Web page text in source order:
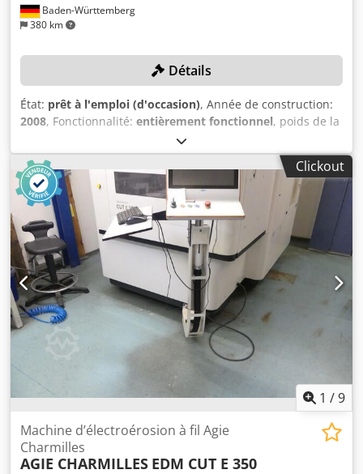
Baden-Württemberg
380 km
Détails
État: prêt à l'emploi (d'occasion), Année de construction:
2008, Fonctionnalité: entièrement fonctionnel, poids de la
, course de déplacement axe X:
mm, course de l’axe Y:220 mm, course de déplacement
axe Z:220 mm , Diamètre du fil (max.):0,3 mm, Pas de prix
de réserve – vente garantie au plus offrant !
CARACTÉRISTIQUES TECHNIQUES Dsdpfxozlnrcs Ab Ejkr
Course axe X : 350 mm Course axe Y : 220 mm Course axe Z
: 220 mm Dimensions maximales de la pièce : 1 000 × 550 ×
220 mm Poids maximal de la pièce : 750 kg Conicité
maximale : ±45° / 220 mm Conicité standard : 30° Diamètre
du fil : 0,1 – 0,3 mm Vitesse de coupe : 300 mm²/min
DÉTAILS DE LA MACHINE Contrôle CNC : Contrôle PC
multiprocesseur Précision et état de surface Rugosité de
surface Ra : min. 0,22 µm Résolution de mesure : 0,05 µm
ÉQUIPEMENT Windows XP Écran tactile
Clickout
1 /9
Machine d’électroérosion à fil Agie
Charmilles
AGIE CHARMILLES EDM CUT E 350